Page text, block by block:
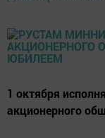
1 октября
акционерного